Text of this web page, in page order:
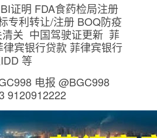
证明 FDA食药检局注册
专利转让/注册 BOQ防疫
清关 中国驾驶证更新 菲
宾银行贷款 菲律宾银行
等
电报 @BGC998
9120912222